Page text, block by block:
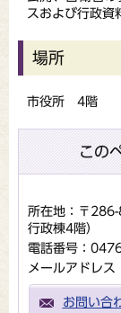
スおよび行政資
場所
市役所 4階
この
所在地：〒
行政棟4階）
電話番号：
メールアドレ
お問い合